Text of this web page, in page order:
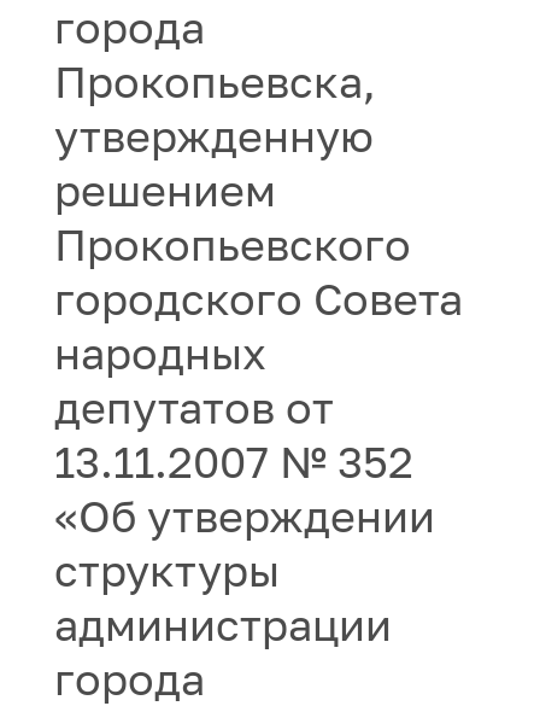
города
Прокопьевска,
утвержденную
решением
Прокопьевского
городского Совета
народных
депутатов от
13.11.2007 № 352
«Об утверждении
структуры
администрации
города